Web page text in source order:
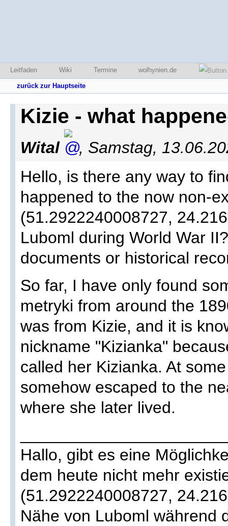
Leitfaden Wiki Termine wolhynien.de
zurück zur Hauptseite
Kizie - what
Wital , Samstag,
Hello, is there any way to
happened to the now non-
(51.2922240008727,
Luboml during World War
documents or historical
So far, I have only found
metryki from around the
was from Kizie, and it is
nickname "Kizianka"
called her Kizianka. At
somehow escaped to the
where she later lived.
Hallo, gibt es eine
dem heute nicht mehr
(51.2922240008727,
Nähe von Luboml während